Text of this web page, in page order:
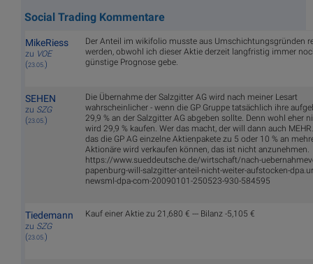
Social Trading Kommentare
MikeRiess
zu VOE
(23.05.)
Der Anteil im wikifolio musste aus Umschichtungsgründen
werden, obwohl ich dieser Aktie derzeit langfristig immer
günstige Prognose gebe.
SEHEN
zu SZG
(23.05.)
Die Übernahme der Salzgitter AG wird nach meiner Lesart
wahrscheinlicher - wenn die GP Gruppe tatsächlich ihre
29,9 % an der Salzgitter AG abgeben sollte. Denn wohl eher
wird 29,9 % kaufen. Wer das macht, der will dann auch
das die GP AG einzelne Aktienpakete zu 5 oder 10 % an
Aktionäre wird verkaufen können, das ist nicht anzunehmen.
https://www.sueddeutsche.de/wirtschaft/nach-
papenburg-will-salzgitter-anteil-nicht-weiter-aufstocken-
newsml-dpa-com-20090101-250523-930-584595
Tiedemann
zu SZG
(23.05.)
Kauf einer Aktie zu 21,680 € --- Bilanz -5,105 €